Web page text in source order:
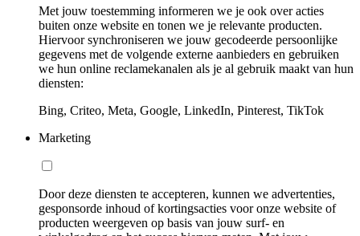
Met jouw toestemming informeren we je ook over acties
buiten onze website en tonen we je relevante producten.
Hiervoor synchroniseren we jouw gecodeerde persoonlijke
gegevens met de volgende externe aanbieders en gebruiken
we hun online reclamekanalen als je al gebruik maakt van hun
diensten:
Bing, Criteo, Meta, Google, LinkedIn, Pinterest, TikTok
Marketing
Door deze diensten te accepteren, kunnen we advertenties,
gesponsorde inhoud of kortingsacties voor onze website of
producten weergeven op basis van jouw surf- en